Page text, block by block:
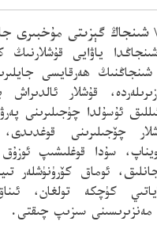
شىنجاڭ گېزىتى مۇخبىرى
ياۋايى قۇشلارنىڭ
شىنجاڭنىڭ ھەرقايسى
قۇشلار
ئۇسۇلدا چۈجىلىرىنى
چۆجىلىرىنى
سۇدا قوغلىشىپ ئوزۇق
ئوماق كۆرۈنۈشلەر
كۈچكە تولغان،
مەنزىرىسىنى سىزىپ چىقتى.